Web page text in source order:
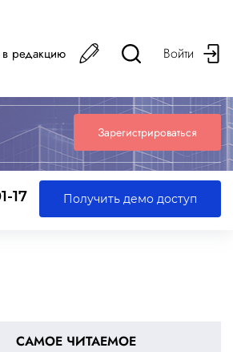
в редакцию Войти
Зарегистрироваться
17 Получить демо доступ
САМОЕ ЧИТАЕМОЕ